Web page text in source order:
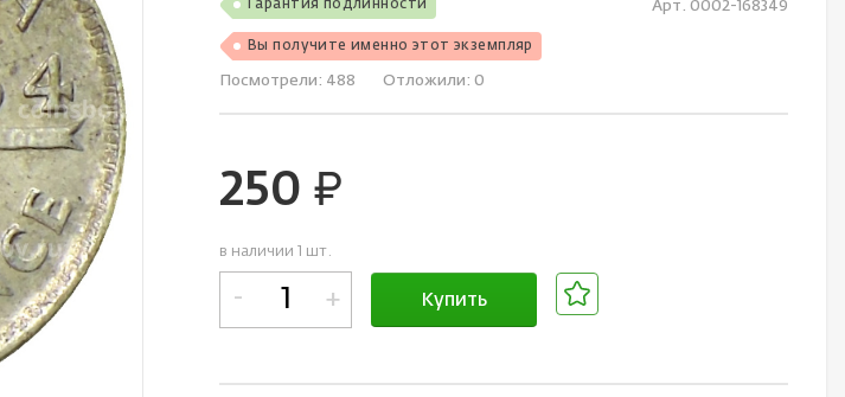
Гарантия подлинности
Вы получите именно этот экземпляр
Арт. 0002-168349
Посмотрели: 488 Отложили: 0
250 руб.
в наличии 1 шт.
- + Купить